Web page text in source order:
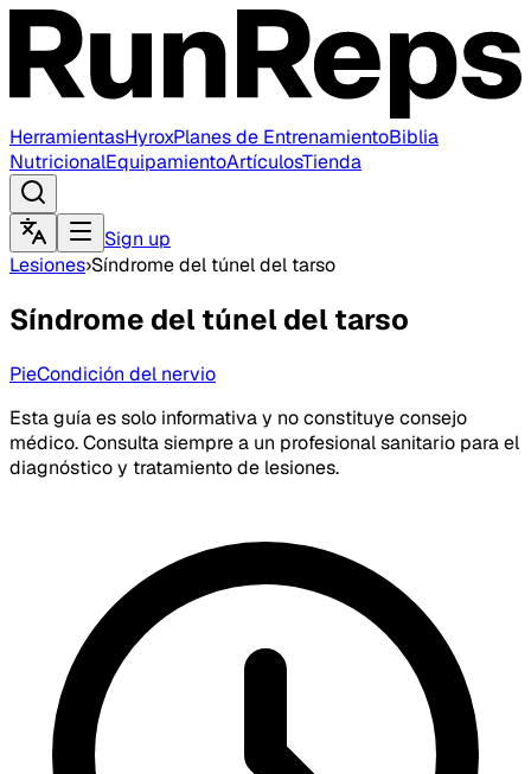
HerramientasHyroxPlanes de EntrenamientoBiblia
NutricionalEquipamientoArtículosTienda
Sign up
Lesiones›Síndrome del túnel del tarso
Síndrome del túnel del tarso
PieCondición del nervio
Esta guía es solo informativa y no constituye consejo
médico. Consulta siempre a un profesional sanitario para el
diagnóstico y tratamiento de lesiones.